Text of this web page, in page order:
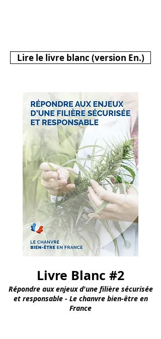
Lire le livre blanc (version En.)
Livre Blanc #2
Répondre aux enjeux d'une filière sécurisée
et responsable - Le chanvre bien-être en
France